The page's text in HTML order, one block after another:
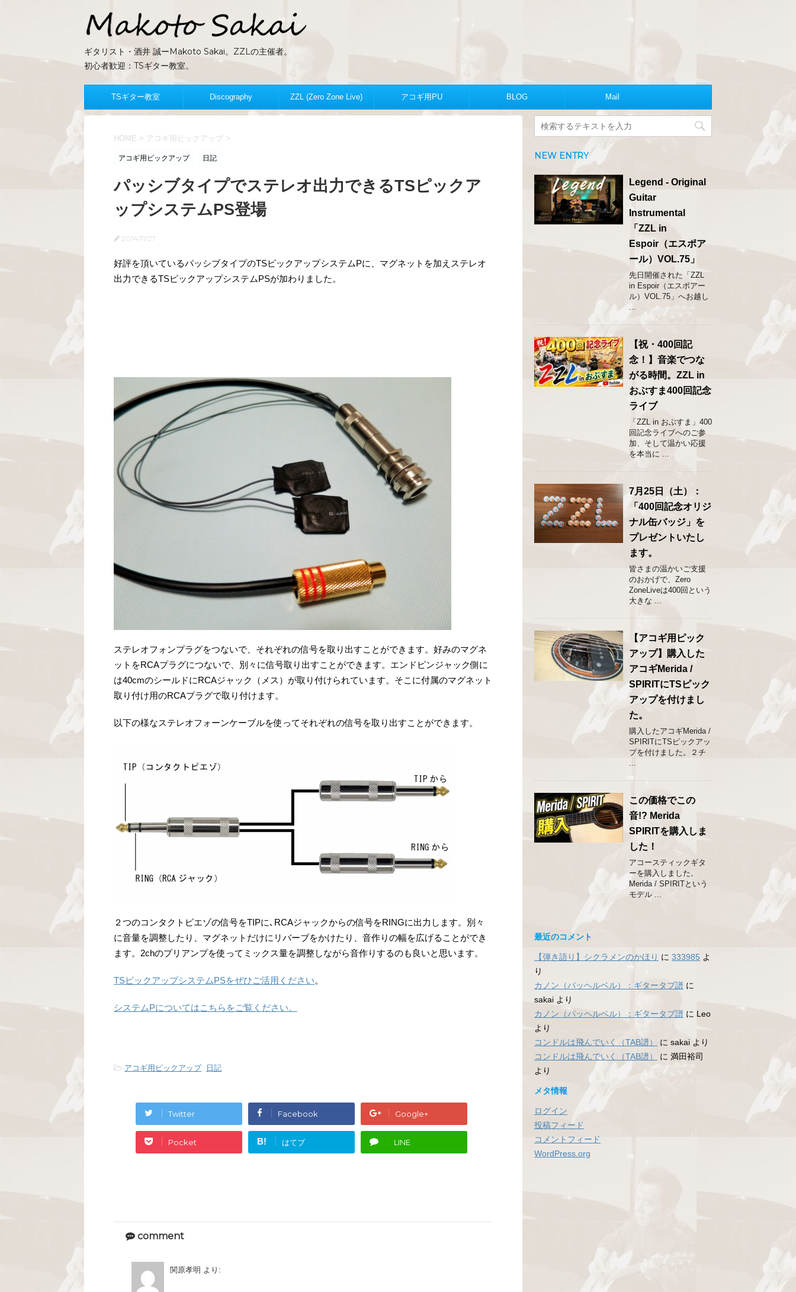
ギタリスト・酒井 誠ーMakoto Sakai。ZZLの主催者。
初心者歓迎：TSギター教室。
TSギター教室 Discography ZZL (Zero Zone Live) アコギ用PU BLOG Mail
HOME > アコギ用ピックアップ >
アコギ用ピックアップ 日記
パッシブタイプでステレオ出力できるTSピックア
ップシステムPS登場
2014/11/27
好評を頂いているパッシブタイプのTSピックアップシステムPに、マグネットを加えステレオ
出力できるTSピックアップシステムPSが加わりました。
ステレオフォンプラグをつないで、それぞれの信号を取り出すことができます。好みのマグネ
ットをRCAプラグにつないで、別々に信号取り出すことができます。エンドピンジャック側に
は40cmのシールドにRCAジャック（メス）が取り付けられています。そこに付属のマグネット
取り付け用のRCAプラグで取り付けます。
以下の様なステレオフォーンケーブルを使ってそれぞれの信号を取り出すことができます。
２つのコンタクトピエゾの信号をTIPに､RCAジャックからの信号をRINGに出力します。別々
に音量を調整したり、マグネットだけにリバーブをかけたり、音作りの幅を広げることができ
ます。2chのプリアンプを使ってミックス量を調整しながら音作りするのも良いと思います。
TSピックアップシステムPSをぜひご活用ください。
システムPについてはこちらをご覧ください。
-アコギ用ピックアップ, 日記
Twitter Facebook Google+
Pocket B! はてブ LINE
comment
関原孝明 より:
NEW ENTRY
Legend - Original
Guitar
Instrumental
「ZZL in
Espoir（エスポア
ール）VOL.75」
先日開催された「ZZL
in Espoir（エスポアー
ル）VOL.75」へお越し
...
【祝・400回記
念！】音楽でつな
がる時間。ZZL in
おぶすま400回記念
ライブ
「ZZL in おぶすま」400
回記念ライブへのご参
加、そして温かい応援
を本当に ...
7月25日（土）：
「400回記念オリジ
ナル缶バッジ」を
プレゼントいたし
ます。
皆さまの温かいご支援
のおかげで、Zero
ZoneLiveは400回という
大きな ...
【アコギ用ピック
アップ】購入した
アコギMerida /
SPIRITにTSピック
アップを付けまし
た。
購入したアコギMerida /
SPIRITにTSピックアッ
プを付けました。２チ
...
この価格でこの
音!? Merida
SPIRITを購入しま
した！
アコースティックギタ
ーを購入しました。
Merida / SPIRITという
モデル ...
最近のコメント
【弾き語り】シクラメンのかほり に 333985 よ
り
カノン（パッヘルベル）：ギタータブ譜 に
sakai より
カノン（パッヘルベル）：ギタータブ譜 に Leo
より
コンドルは飛んでいく（TAB譜）
に sakai より
コンドルは飛んでいく（TAB譜）
に 満田裕司
より
メタ情報
ログイン
投稿フィード
コメントフィード
WordPress.org